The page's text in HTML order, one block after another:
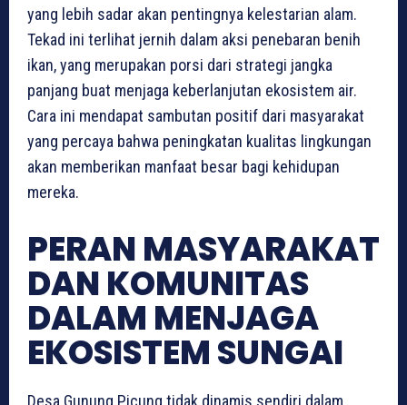
yang lebih sadar akan pentingnya kelestarian alam.
Tekad ini terlihat jernih dalam aksi penebaran benih
ikan, yang merupakan porsi dari strategi jangka
panjang buat menjaga keberlanjutan ekosistem air.
Cara ini mendapat sambutan positif dari masyarakat
yang percaya bahwa peningkatan kualitas lingkungan
akan memberikan manfaat besar bagi kehidupan
mereka.
PERAN MASYARAKAT
DAN KOMUNITAS
DALAM MENJAGA
EKOSISTEM SUNGAI
Desa Gunung Picung tidak dinamis sendiri dalam